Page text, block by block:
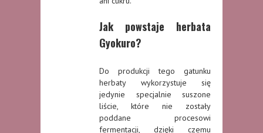
Jak powstaje herbata
Gyokuro?
Do produkcji tego gatunku
herbaty wykorzystuje się
jedynie specjalnie suszone
liście, które nie zostały
poddane procesowi
fermentacji, dzięki czemu